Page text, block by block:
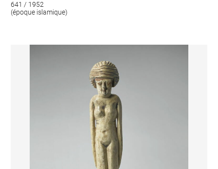
641 / 1952
(époque islamique)